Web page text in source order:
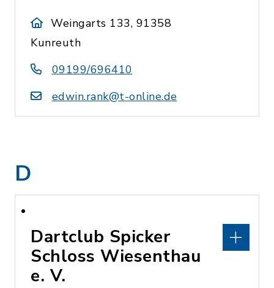
Weingarts 133, 91358
Kunreuth
09199/696410
edwin.rank@t-online.de
D
Dartclub Spicker
Schloss Wiesenthau
e. V.